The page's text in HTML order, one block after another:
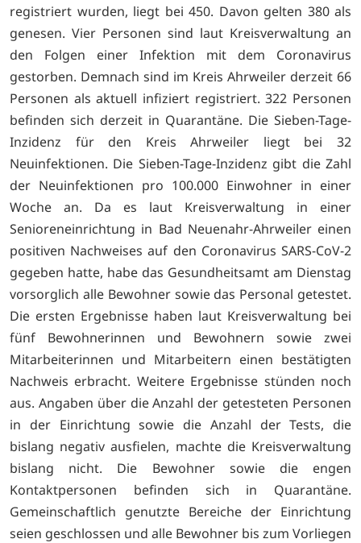
registriert wurden, liegt bei 450. Davon gelten 380 als
genesen. Vier Personen sind laut Kreisverwaltung an
den Folgen einer Infektion mit dem Coronavirus
gestorben. Demnach sind im Kreis Ahrweiler derzeit 66
Personen als aktuell infiziert registriert. 322 Personen
befinden sich derzeit in Quarantäne. Die Sieben-Tage-
Inzidenz für den Kreis Ahrweiler liegt bei 32
Neuinfektionen. Die Sieben-Tage-Inzidenz gibt die Zahl
der Neuinfektionen pro 100.000 Einwohner in einer
Woche an. Da es laut Kreisverwaltung in einer
Senioreneinrichtung in Bad Neuenahr-Ahrweiler einen
positiven Nachweises auf den Coronavirus SARS-CoV-2
gegeben hatte, habe das Gesundheitsamt am Dienstag
vorsorglich alle Bewohner sowie das Personal getestet.
Die ersten Ergebnisse haben laut Kreisverwaltung bei
fünf Bewohnerinnen und Bewohnern sowie zwei
Mitarbeiterinnen und Mitarbeitern einen bestätigten
Nachweis erbracht. Weitere Ergebnisse stünden noch
aus. Angaben über die Anzahl der getesteten Personen
in der Einrichtung sowie die Anzahl der Tests, die
bislang negativ ausfielen, machte die Kreisverwaltung
bislang nicht. Die Bewohner sowie die engen
Kontaktpersonen befinden sich in Quarantäne.
Gemeinschaftlich genutzte Bereiche der Einrichtung
seien geschlossen und alle Bewohner bis zum Vorliegen